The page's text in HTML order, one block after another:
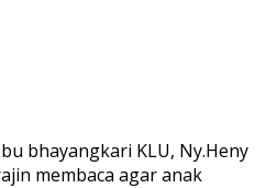
bhayangkari KLU, Ny.Heny
membaca agar anak